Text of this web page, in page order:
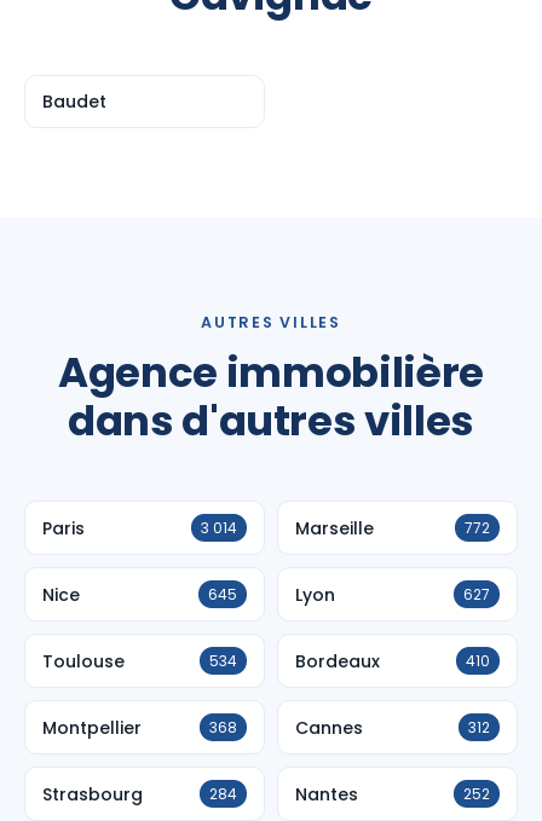
Baudet
AUTRES VILLES
Agence immobilière
dans d'autres villes
Paris 3 014 Marseille 772
Nice 645 Lyon 627
Toulouse 534 Bordeaux 410
Montpellier 368 Cannes 312
Strasbourg 284 Nantes 252